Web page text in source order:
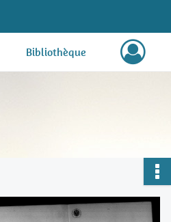
Bibliothèque